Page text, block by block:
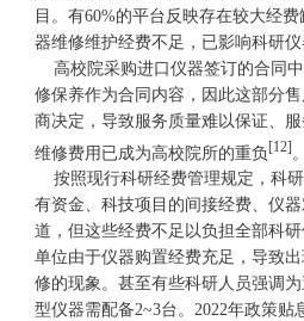
目。有60%的平台反映存在较大经
器维修维护经费不足，已影响科研仪
高校院采购进口仪器签订的合同
修保养作为合同内容，因此这部分
商决定，导致服务质量难以保证、
维修费用已成为高校院所的重负 [12] 。
按照现行科研经费管理规定，科
有资金、科技项目的间接经费、仪
道，但这些经费不足以负担全部科
单位由于仪器购置经费充足，导致
修的现象。甚至有些科研人员强调
型仪器需配备2~3台。2022年政策贴